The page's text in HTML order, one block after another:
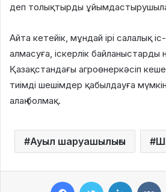
деп толықтырды
Айта кетейік, мұндай ірі салалық
алмасуға, іскерлік байланыстарды
Қазақстандағы агроөнеркәсіп
тиімді шешімдер қабылдауға
алаң болмақ.
Ауыл шаруашылығы